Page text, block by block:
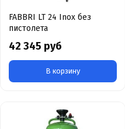
FABBRI LT 24 Inox без
пистолета
42 345 руб
В корзину